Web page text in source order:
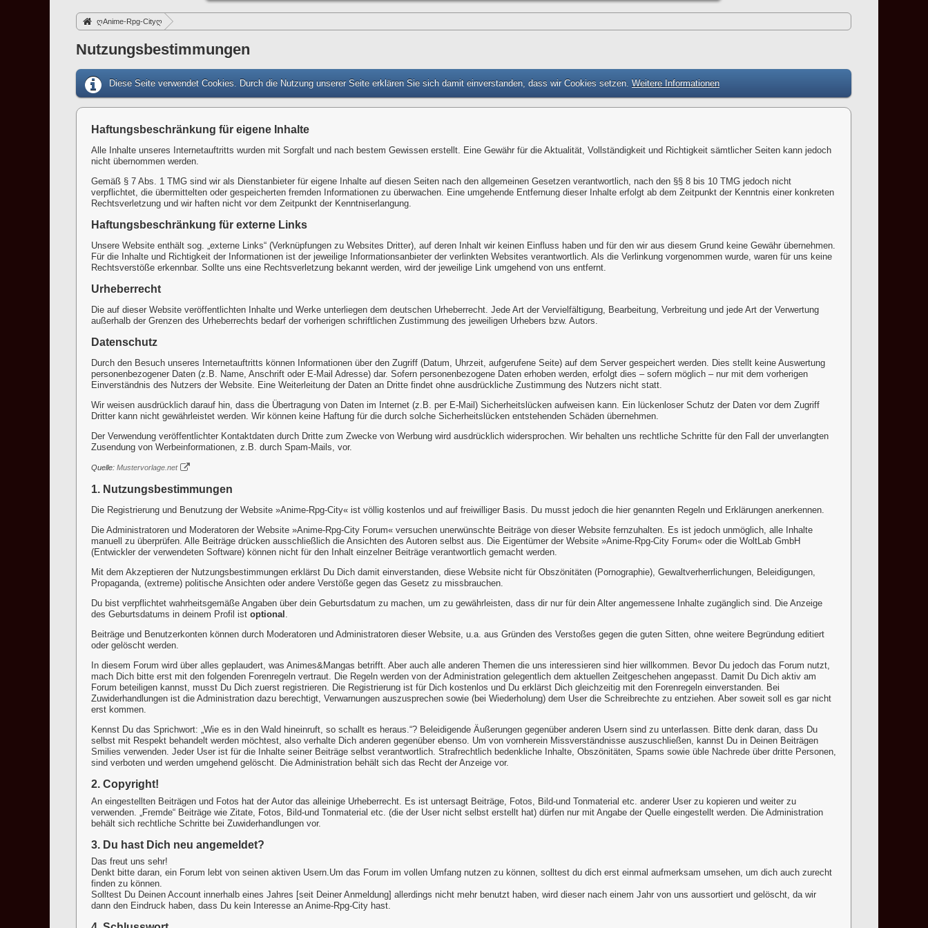
ღAnime-Rpg-Cityღ
Nutzungsbestimmungen
Diese Seite verwendet Cookies. Durch die Nutzung unserer Seite erklären Sie sich damit einverstanden, dass wir Cookies setzen. Weitere Informationen
Haftungsbeschränkung für eigene Inhalte
Alle Inhalte unseres Internetauftritts wurden mit Sorgfalt und nach bestem Gewissen erstellt. Eine Gewähr für die Aktualität, Vollständigkeit und Richtigkeit sämtlicher Seiten kann jedoch
nicht übernommen werden.
Gemäß § 7 Abs. 1 TMG sind wir als Dienstanbieter für eigene Inhalte auf diesen Seiten nach den allgemeinen Gesetzen verantwortlich, nach den §§ 8 bis 10 TMG jedoch nicht
verpflichtet, die übermittelten oder gespeicherten fremden Informationen zu überwachen. Eine umgehende Entfernung dieser Inhalte erfolgt ab dem Zeitpunkt der Kenntnis einer konkreten
Rechtsverletzung und wir haften nicht vor dem Zeitpunkt der Kenntniserlangung.
Haftungsbeschränkung für externe Links
Unsere Website enthält sog. „externe Links“ (Verknüpfungen zu Websites Dritter), auf deren Inhalt wir keinen Einfluss haben und für den wir aus diesem Grund keine Gewähr übernehmen.
Für die Inhalte und Richtigkeit der Informationen ist der jeweilige Informationsanbieter der verlinkten Websites verantwortlich. Als die Verlinkung vorgenommen wurde, waren für uns keine
Rechtsverstöße erkennbar. Sollte uns eine Rechtsverletzung bekannt werden, wird der jeweilige Link umgehend von uns entfernt.
Urheberrecht
Die auf dieser Website veröffentlichten Inhalte und Werke unterliegen dem deutschen Urheberrecht. Jede Art der Vervielfältigung, Bearbeitung, Verbreitung und jede Art der Verwertung
außerhalb der Grenzen des Urheberrechts bedarf der vorherigen schriftlichen Zustimmung des jeweiligen Urhebers bzw. Autors.
Datenschutz
Durch den Besuch unseres Internetauftritts können Informationen über den Zugriff (Datum, Uhrzeit, aufgerufene Seite) auf dem Server gespeichert werden. Dies stellt keine Auswertung
personenbezogener Daten (z.B. Name, Anschrift oder E-Mail Adresse) dar. Sofern personenbezogene Daten erhoben werden, erfolgt dies – sofern möglich – nur mit dem vorherigen
Einverständnis des Nutzers der Website. Eine Weiterleitung der Daten an Dritte findet ohne ausdrückliche Zustimmung des Nutzers nicht statt.
Wir weisen ausdrücklich darauf hin, dass die Übertragung von Daten im Internet (z.B. per E-Mail) Sicherheitslücken aufweisen kann. Ein lückenloser Schutz der Daten vor dem Zugriff
Dritter kann nicht gewährleistet werden. Wir können keine Haftung für die durch solche Sicherheitslücken entstehenden Schäden übernehmen.
Der Verwendung veröffentlichter Kontaktdaten durch Dritte zum Zwecke von Werbung wird ausdrücklich widersprochen. Wir behalten uns rechtliche Schritte für den Fall der unverlangten
Zusendung von Werbeinformationen, z.B. durch Spam-Mails, vor.
Quelle: Mustervorlage.net
1. Nutzungsbestimmungen
Die Registrierung und Benutzung der Website »Anime-Rpg-City« ist völlig kostenlos und auf freiwilliger Basis. Du musst jedoch die hier genannten Regeln und Erklärungen anerkennen.
Die Administratoren und Moderatoren der Website »Anime-Rpg-City Forum« versuchen unerwünschte Beiträge von dieser Website fernzuhalten. Es ist jedoch unmöglich, alle Inhalte
manuell zu überprüfen. Alle Beiträge drücken ausschließlich die Ansichten des Autoren selbst aus. Die Eigentümer der Website »Anime-Rpg-City Forum« oder die WoltLab GmbH
(Entwickler der verwendeten Software) können nicht für den Inhalt einzelner Beiträge verantwortlich gemacht werden.
Mit dem Akzeptieren der Nutzungsbestimmungen erklärst Du Dich damit einverstanden, diese Website nicht für Obszönitäten (Pornographie), Gewaltverherrlichungen, Beleidigungen,
Propaganda, (extreme) politische Ansichten oder andere Verstöße gegen das Gesetz zu missbrauchen.
Du bist verpflichtet wahrheitsgemäße Angaben über dein Geburtsdatum zu machen, um zu gewährleisten, dass dir nur für dein Alter angemessene Inhalte zugänglich sind. Die Anzeige
des Geburtsdatums in deinem Profil ist optional
Beiträge und Benutzerkonten können durch Moderatoren und Administratoren dieser Website, u.a. aus Gründen des Verstoßes gegen die guten Sitten, ohne weitere Begründung editiert
oder gelöscht werden.
In diesem Forum wird über alles geplaudert, was Animes&Mangas betrifft. Aber auch alle anderen Themen die uns interessieren sind hier willkommen. Bevor Du jedoch das Forum nutzt,
mach Dich bitte erst mit den folgenden Forenregeln vertraut. Die Regeln werden von der Administration gelegentlich dem aktuellen Zeitgeschehen angepasst. Damit Du Dich aktiv am
Forum beteiligen kannst, musst Du Dich zuerst registrieren. Die Registrierung ist für Dich kostenlos und Du erklärst Dich gleichzeitig mit den Forenregeln einverstanden. Bei
Zuwiderhandlungen ist die Administration dazu berechtigt, Verwarnungen auszusprechen sowie (bei Wiederholung) dem User die Schreibrechte zu entziehen. Aber soweit soll es gar nicht
erst kommen.
Kennst Du das Sprichwort: „Wie es in den Wald hineinruft, so schallt es heraus.“? Beleidigende Äußerungen gegenüber anderen Usern sind zu unterlassen. Bitte denk daran, dass Du
selbst mit Respekt behandelt werden möchtest, also verhalte Dich anderen gegenüber ebenso. Um von vornherein Missverständnisse auszuschließen, kannst Du in Deinen Beiträgen
Smilies verwenden. Jeder User ist für die Inhalte seiner Beiträge selbst verantwortlich. Strafrechtlich bedenkliche Inhalte, Obszönitäten, Spams sowie üble Nachrede über dritte Personen,
sind verboten und werden umgehend gelöscht. Die Administration behält sich das Recht der Anzeige vor.
2. Copyright!
An eingestellten Beiträgen und Fotos hat der Autor das alleinige Urheberrecht. Es ist untersagt Beiträge, Fotos, Bild-und Tonmaterial etc. anderer User zu kopieren und weiter zu
verwenden. „Fremde“ Beiträge wie Zitate, Fotos, Bild-und Tonmaterial etc. (die der User nicht selbst erstellt hat) dürfen nur mit Angabe der Quelle eingestellt werden. Die Administration
behält sich rechtliche Schritte bei Zuwiderhandlungen vor.
3. Du hast Dich neu angemeldet?
Das freut uns sehr!
Denkt bitte daran, ein Forum lebt von seinen aktiven Usern.Um das Forum im vollen Umfang nutzen zu können, solltest du dich erst einmal aufmerksam umsehen, um dich auch zurecht
finden zu können.
Solltest Du Deinen Account innerhalb eines Jahres [seit Deiner Anmeldung] allerdings nicht mehr benutzt haben, wird dieser nach einem Jahr von uns aussortiert und gelöscht, da wir
dann den Eindruck haben, dass Du kein Interesse an Anime-Rpg-City hast.